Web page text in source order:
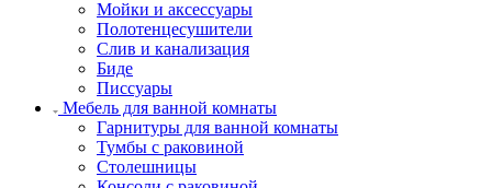
Мойки и аксессуары
Полотенцесушители
Слив и канализация
Биде
Писсуары
Мебель для ванной комнаты
Гарнитуры для ванной комнаты
Тумбы с раковиной
Столешницы